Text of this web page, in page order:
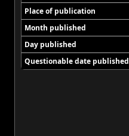
Place of publication
Month published
Day published
Questionable date published